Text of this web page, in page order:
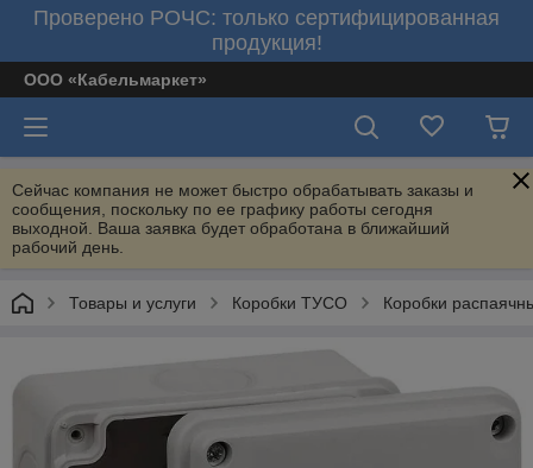
Проверено РОЧС: только сертифицированная
продукция!
ООО «Кабельмаркет»
Сейчас компания не может быстро обрабатывать заказы и
сообщения, поскольку по ее графику работы сегодня
выходной. Ваша заявка будет обработана в ближайший
рабочий день.
Товары и услуги Коробки ТУСО Коробки